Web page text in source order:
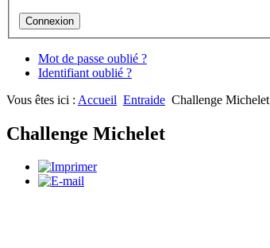
Mot de passe oublié ?
Identifiant oublié ?
Vous êtes ici : Accueil Entraide Challenge Michelet
Challenge Michelet